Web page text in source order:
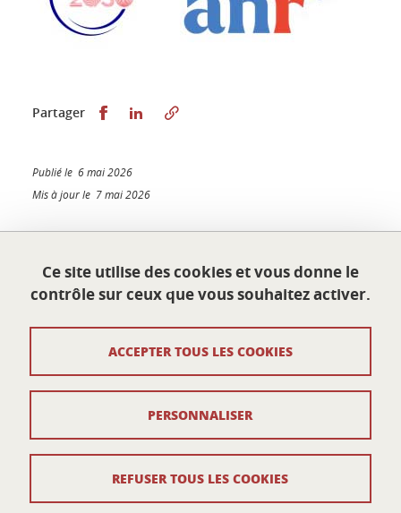
Partager Partager sur Facebook
Partager sur LinkedIn
Publié le 6 mai 2026
Mis à jour le 7 mai 2026
École doctorale Sciences économiques
Université Grenoble Alpes
38400 Saint-Martin-d'Hères
France
Crédits
Ce site utilise des cookies et vous donne le
contrôle sur ceux que vous souhaitez activer.
ACCEPTER TOUS LES COOKIES
REFUSER TOUS LES COOKIES
PERSONNALISER